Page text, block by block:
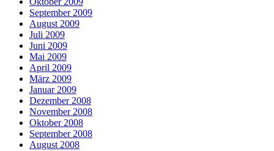
September 2009
August 2009
Juli 2009
Juni 2009
Mai 2009
April 2009
März 2009
Januar 2009
Dezember 2008
November 2008
Oktober 2008
September 2008
August 2008